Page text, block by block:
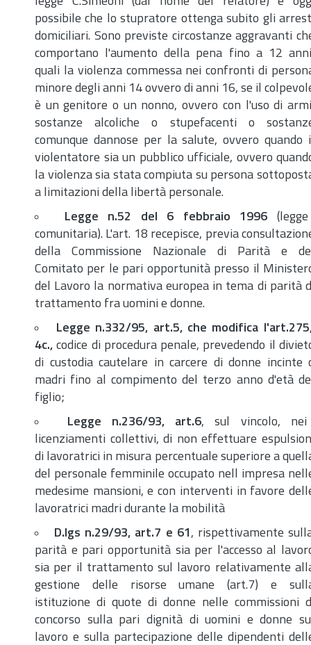
possibile che lo stupratore ottenga subito gli
domiciliari. Sono previste circostanze aggravanti
comportano l'aumento della pena fino a 12
quali la violenza commessa nei confronti di
minore degli anni 14 ovvero di anni 16, se il
è un genitore o un nonno, ovvero con l'uso di
sostanze alcoliche o stupefacenti o
comunque dannose per la salute, ovvero quando
violentatore sia un pubblico ufficiale, ovvero
la violenza sia stata compiuta su persona
a limitazioni della libertà personale.
Legge n.52 del 6 febbraio 1996 (legge
comunitaria). L'art. 18 recepisce, previa
della Commissione Nazionale di Parità e
Comitato per le pari opportunità presso il
del Lavoro la normativa europea in tema di parità
trattamento fra uomini e donne.
Legge n.332/95, art.5, che modifica l'art.
4c., codice di procedura penale, prevedendo il
di custodia cautelare in carcere di donne incinte
madri fino al compimento del terzo anno d'età
figlio;
Legge n.236/93, art.6, sul vincolo, nei
licenziamenti collettivi, di non effettuare
di lavoratrici in misura percentuale superiore a
del personale femminile occupato nell impresa
medesime mansioni, e con interventi in favore
lavoratrici madri durante la mobilità
D.lgs n.29/93, art.7 e 61 , rispettivamente
parità e pari opportunità sia per l'accesso al
sia per il trattamento sul lavoro relativamente
gestione delle risorse umane (art.7) e
istituzione di quote di donne nelle commissioni
concorso sulla pari dignità di uomini e donne
lavoro e sulla partecipazione delle dipendenti